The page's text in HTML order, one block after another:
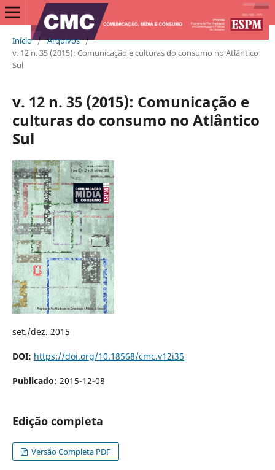
Início / Arquivos /
v. 12 n. 35 (2015): Comunicação e culturas do consumo no Atlântico
Sul
v. 12 n. 35 (2015): Comunicação e
culturas do consumo no Atlântico
Sul
set./dez. 2015
DOI: https://doi.org/10.18568/cmc.v12i35
Publicado: 2015-12-08
Edição completa
Versão Completa PDF